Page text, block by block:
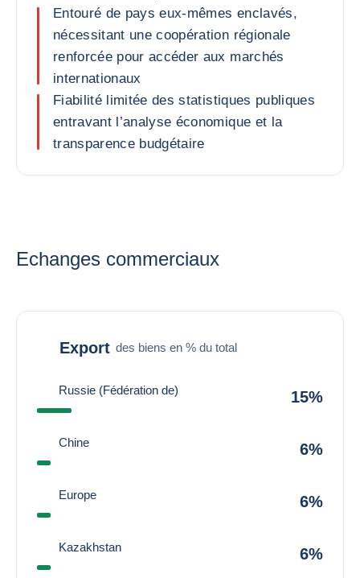
Entouré de pays eux-mêmes enclavés,
nécessitant une coopération régionale
renforcée pour accéder aux marchés
internationaux
Fiabilité limitée des statistiques publiques
entravant l’analyse économique et la
transparence budgétaire
Echanges commerciaux
Export des biens en % du total
Russie (Fédération de) 15%
Chine 6%
Europe 6%
Kazakhstan 6%